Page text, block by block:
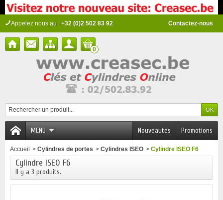
Contactez-nous
Appelez nous au : +32 (0)2 502 83 92
0
MENU Promotions
Nouveautés
Accueil > Cylindres de portes > Cylindres ISEO > Cylindre ISEO F6
Cylindre ISEO F6
Il y a 3 produits.